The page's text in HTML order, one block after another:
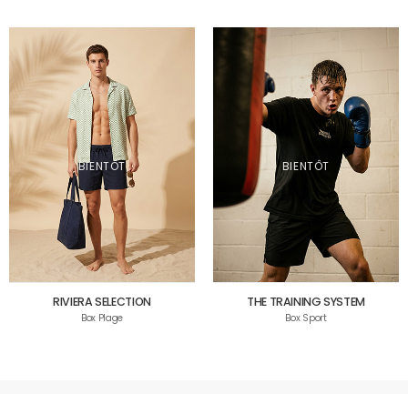
BIENTÔT
RIVIERA SELECTION
Box Plage
BIENTÔT
THE TRAINING SYSTEM
Box Sport